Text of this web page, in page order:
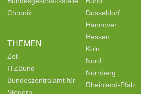
Chronik
THEMEN
Zoll
ITZBund
Bundeszentralamt für
Düsseldorf
Hannover
Hessen
Köln
Nord
Nürnberg
Rheinland-Pfalz